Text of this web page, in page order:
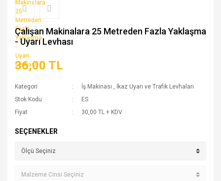
Çalışan Makinalara 25 Metreden Fazla Yaklaşma
- Uyarı Levhası
36,00 TL
Kategori İş Makinası , İkaz Uyarı ve Trafik Levhaları
Stok Kodu
ES
Fiyat
30,00 TL + KDV
SEÇENEKLER